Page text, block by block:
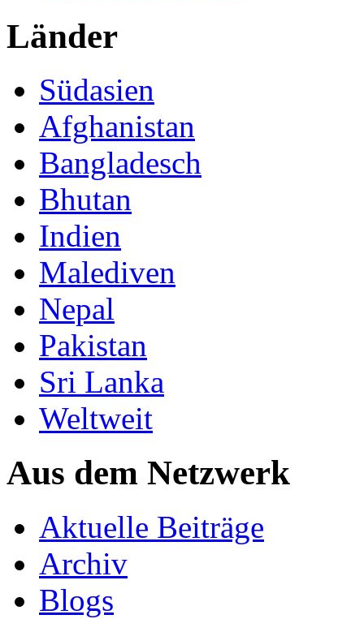
Länder
Südasien
Afghanistan
Bangladesch
Bhutan
Indien
Malediven
Nepal
Pakistan
Sri Lanka
Weltweit
Aus dem Netzwerk
Aktuelle Beiträge
Archiv
Blogs